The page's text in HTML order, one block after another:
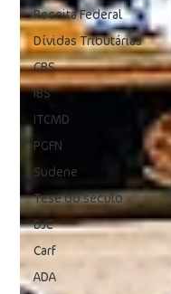
Receita Federal
Dívidas Tributárias
CBS
IBS
ITCMD
PGFN
Sudene
Tese do século
DJE
Carf
ADA